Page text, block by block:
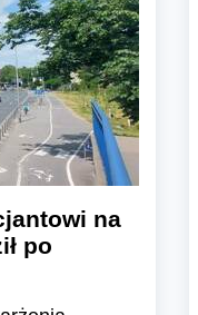
na
po